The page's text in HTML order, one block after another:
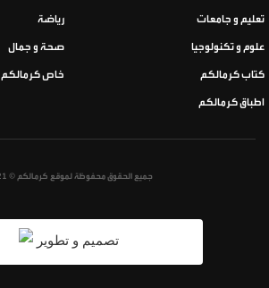
تعليم و جامعات رياضة
علوم و تكنولوجيا صحة و جمال
كتاب كرمالكم خاص كرمالكم
اطباق كرمالكم
جميع الحقوق محفوظة لموقع كرمالكم © 2021
تصميم و تطوير